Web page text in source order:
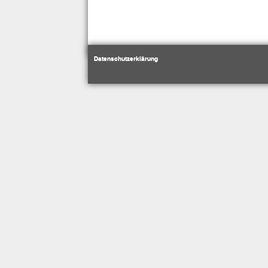
Datenschutzerklärung